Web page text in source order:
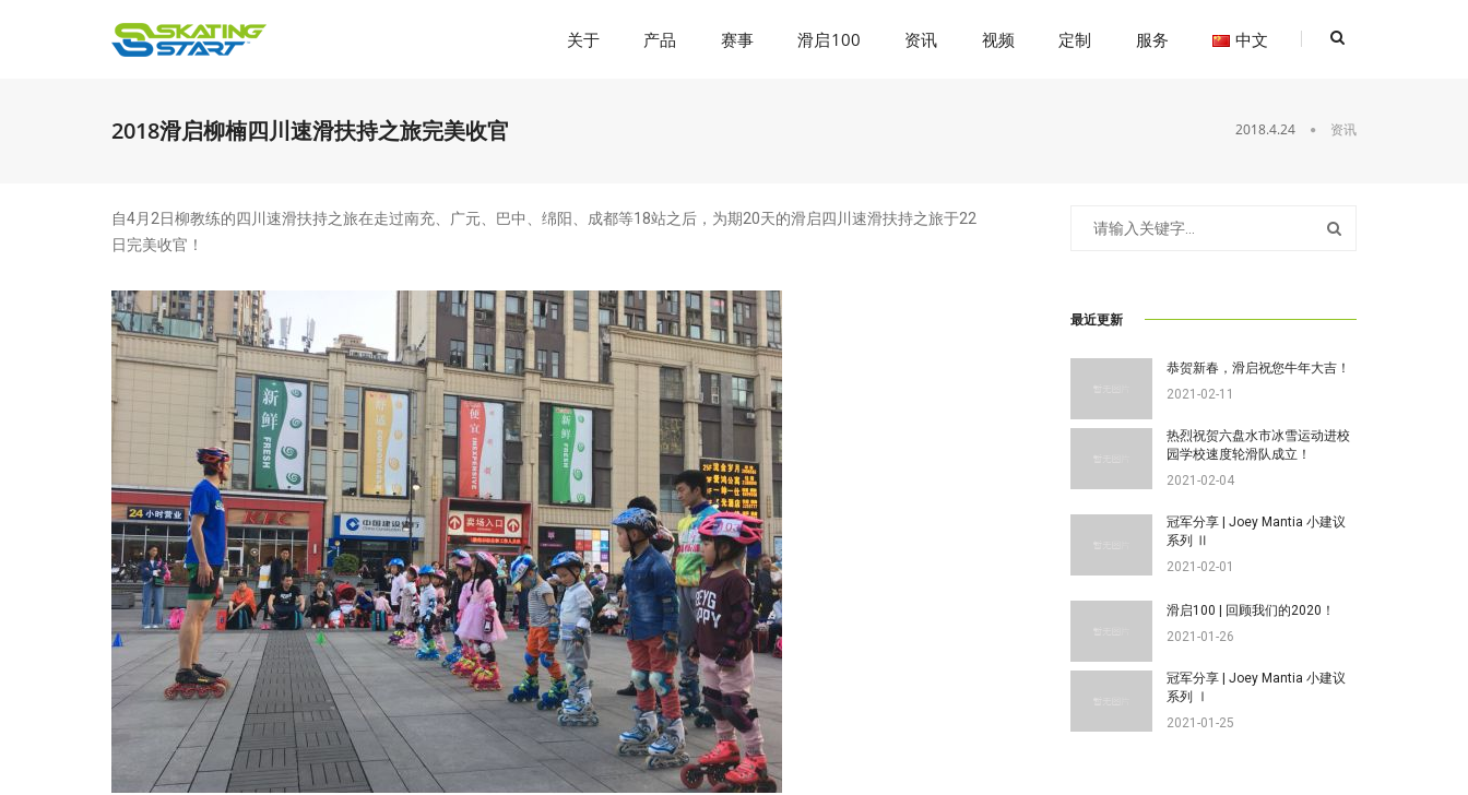
关于 产品 赛事 滑启100 资讯 视频 定制 服务 中文
2018滑启柳楠四川速滑扶持之旅完美收官 2018.4.24 资讯
自4月2日柳教练的四川速滑扶持之旅在走过南充、广元、巴中、绵阳、成都等18站之后，为期20天的滑启四川速滑扶持之旅于22
日完美收官！
最近更新
恭贺新春，滑启祝您牛年大吉！
2021-02-11
热烈祝贺六盘水市冰雪运动进校
园学校速度轮滑队成立！
2021-02-04
冠军分享 | Joey Mantia 小建议
系列 Ⅱ
2021-02-01
滑启100 | 回顾我们的2020！
2021-01-26
冠军分享 | Joey Mantia 小建议
系列 Ⅰ
2021-01-25